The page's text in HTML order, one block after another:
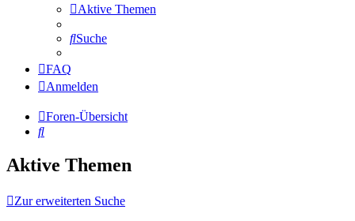
Aktive Themen
Suche
FAQ
Anmelden
Foren-Übersicht
Suche
Aktive Themen
Zur erweiterten Suche